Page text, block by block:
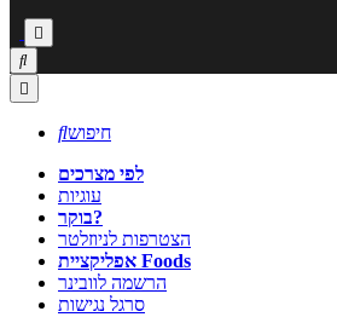



חיפוש
לפי מצרכים
עוגיות
בוקר?
הצטרפות לניוזלטר
אפליקציית Foods
הרשמה לוובינר
סרגל נגישות